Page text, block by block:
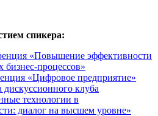
спикера:
«Повышение эффективности
бизнес-процессов»
«Цифровое предприятие»
дискуссионного клуба
технологии в
диалог на высшем уровне»